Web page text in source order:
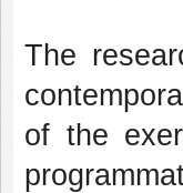
The
of the